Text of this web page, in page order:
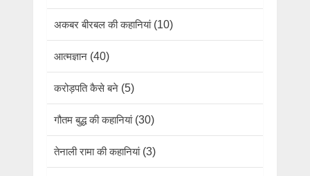
अकबर बीरबल की कहानियां(10)
आत्मज्ञान (40)
करोड़पति कैसे बने (5)
गौतम बुद्ध की कहानियां(30)
तेनाली रामा की कहानियां(3)